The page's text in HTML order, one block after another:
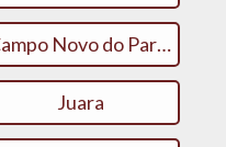
Campo Novo do Parecis
Juara